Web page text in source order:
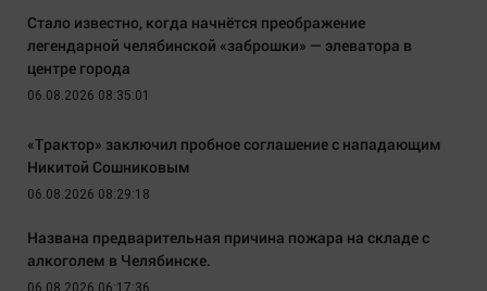
Стало известно, когда начнётся преображение
легендарной челябинской «заброшки» — элеватора в
центре города
06.08.2026 08:35:01
«Трактор» заключил пробное соглашение с нападающим
Никитой Сошниковым
06.08.2026 08:29:18
Названа предварительная причина пожара на складе с
алкоголем в Челябинске.